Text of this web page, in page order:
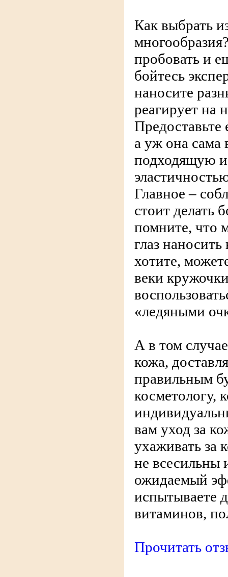
Как выбрать
пробовать и
бойтесь
наносите
реагирует на
а уж она сама
подходящую и
Главное –
стоит делать
помните, что
глаз наносить
хотите,
веки
«ледяными
А в том
кожа,
правильным
косметологу,
вам уход за
ухаживать за
не всесильны
ожидаемый
испытываете
витаминов,
Прочитать